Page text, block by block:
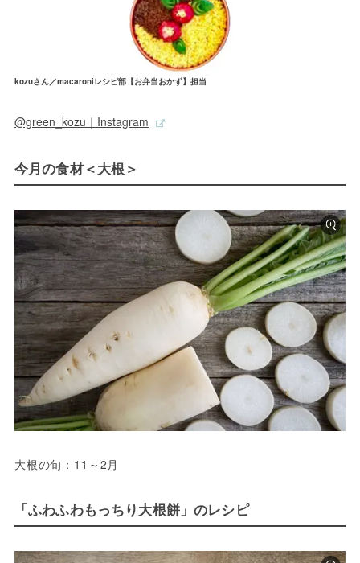
kozuさん／macaroniレシピ部【お弁当おかず】担当
@green_kozu｜Instagram
今月の食材＜大根＞
大根の旬：11～2月
「ふわふわもっちり大根餅」のレシピ